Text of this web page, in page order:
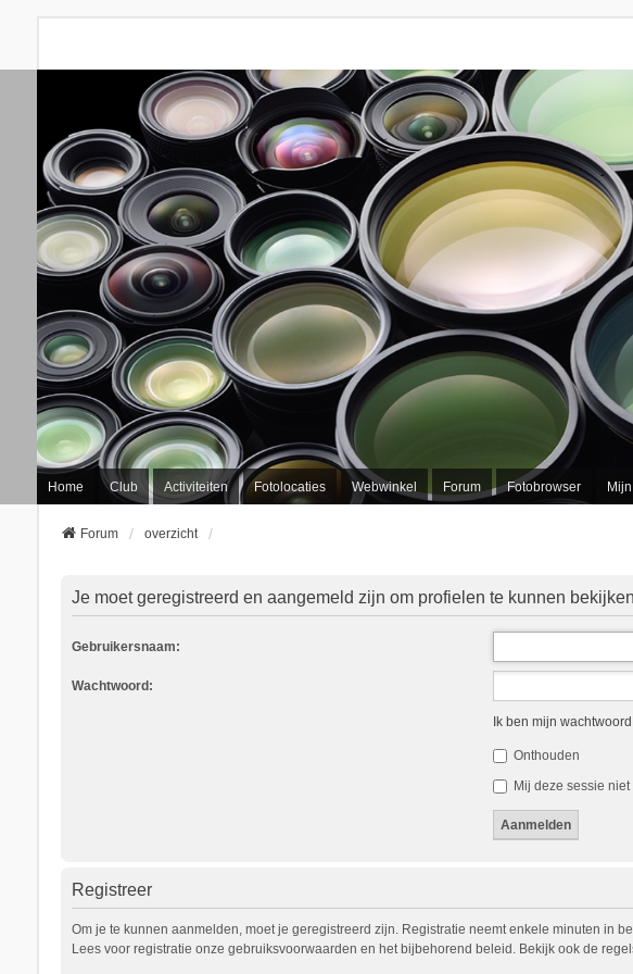
Home Club Activiteiten Fotolocaties Webwinkel Forum Fotobrowser
Forum overzicht
Je moet geregistreerd en aangemeld zijn om profielen te kunnen
Gebruikersnaam:
Wachtwoord:
Ik ben mijn
Onthouden
Mij deze sessie
Registreer
Om je te kunnen aanmelden, moet je geregistreerd zijn. Registratie neemt enkele minuten in
Lees voor registratie onze gebruiksvoorwaarden en het bijbehorend beleid. Bekijk ook de